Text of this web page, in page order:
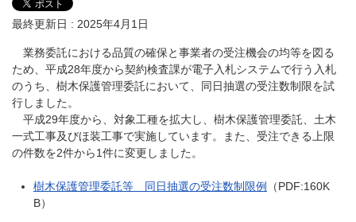
最終更新日 : 2025年4月1日
業務委託における品質の確保と事業者の受注機会の均等を図る
ため、平成28年度から契約検査課が電子入札システムで行う入札
のうち、樹木保護管理委託において、同日抽選の受注数制限を試
行しました。
平成29年度から、対象工種を拡大し、樹木保護管理委託、土木
一式工事及びほ装工事で実施しています。また、受注できる上限
の件数を2件から1件に変更しました。
樹木保護管理委託等 同日抽選の受注数制限例
（PDF:160K
B）